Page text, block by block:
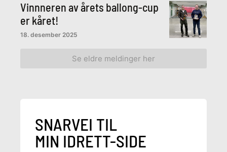
Vinnneren av årets ballong-cup
er kåret!
18. desember 2025
Se eldre meldinger her
SNARVEI TIL
MIN IDRETT-SIDE